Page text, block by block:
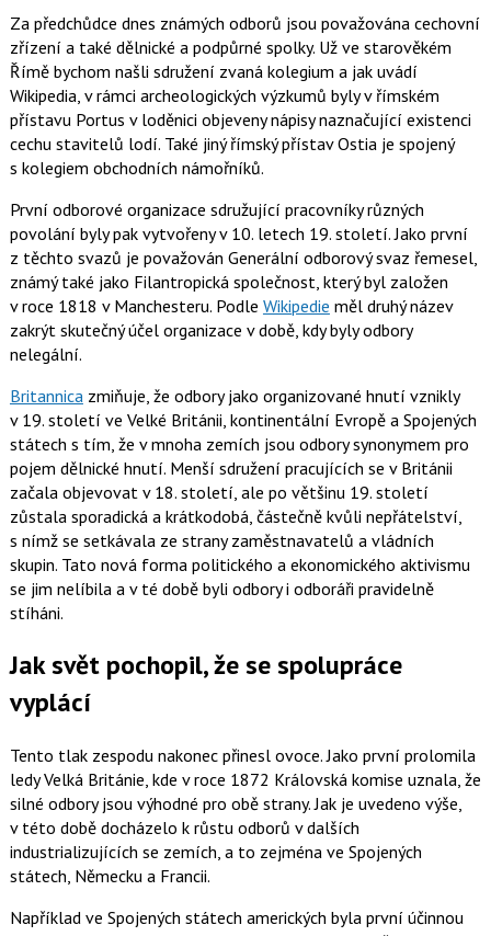
Za předchůdce dnes známých odborů jsou považována cechovní
zřízení a také dělnické a podpůrné spolky. Už ve starověkém
Římě bychom našli sdružení zvaná kolegium a jak uvádí
Wikipedia, v rámci archeologických výzkumů byly v římském
přístavu Portus v loděnici objeveny nápisy naznačující existenci
cechu stavitelů lodí. Také jiný římský přístav Ostia je spojený
s kolegiem obchodních námořníků.
První odborové organizace sdružující pracovníky různých
povolání byly pak vytvořeny v 10. letech 19. století. Jako první
z těchto svazů je považován Generální odborový svaz řemesel,
známý také jako Filantropická společnost, který byl založen
v roce 1818 v Manchesteru. Podle Wikipedie měl druhý název
zakrýt skutečný účel organizace v době, kdy byly odbory
nelegální.
Britannica zmiňuje, že odbory jako organizované hnutí vznikly
v 19. století ve Velké Británii, kontinentální Evropě a Spojených
státech s tím, že v mnoha zemích jsou odbory synonymem pro
pojem dělnické hnutí. Menší sdružení pracujících se v Británii
začala objevovat v 18. století, ale po většinu 19. století
zůstala sporadická a krátkodobá, částečně kvůli nepřátelství,
s nímž se setkávala ze strany zaměstnavatelů a vládních
skupin. Tato nová forma politického a ekonomického aktivismu
se jim nelíbila a v té době byli odbory i odboráři pravidelně
stíháni.
Jak svět pochopil, že se spolupráce
vyplácí
Tento tlak zespodu nakonec přinesl ovoce. Jako první prolomila
ledy Velká Británie, kde v roce 1872 Královská komise uznala, že
silné odbory jsou výhodné pro obě strany. Jak je uvedeno výše,
v této době docházelo k růstu odborů v dalších
industrializujících se zemích, a to zejména ve Spojených
státech, Německu a Francii.
Například ve Spojených státech amerických byla první účinnou